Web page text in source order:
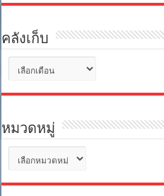
คลังเก็บ
เก็บ
หมวดหมู่
หมู่